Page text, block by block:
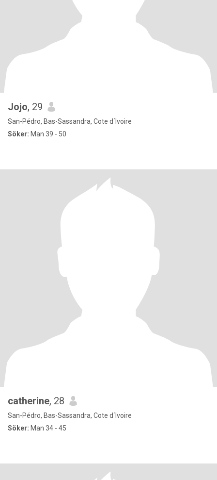
Jojo, 29
San-Pédro, Bas-Sassandra, Cote d´Ivoire
Söker: Man 39 - 50
catherine, 28
San-Pédro, Bas-Sassandra, Cote d´Ivoire
Söker: Man 34 - 45